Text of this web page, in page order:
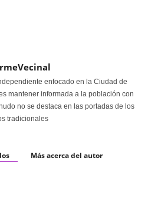
enfocado en la Ciudad de
mantener informada a la población con
no se destaca en las portadas de los
tradicionales
Más acerca del autor